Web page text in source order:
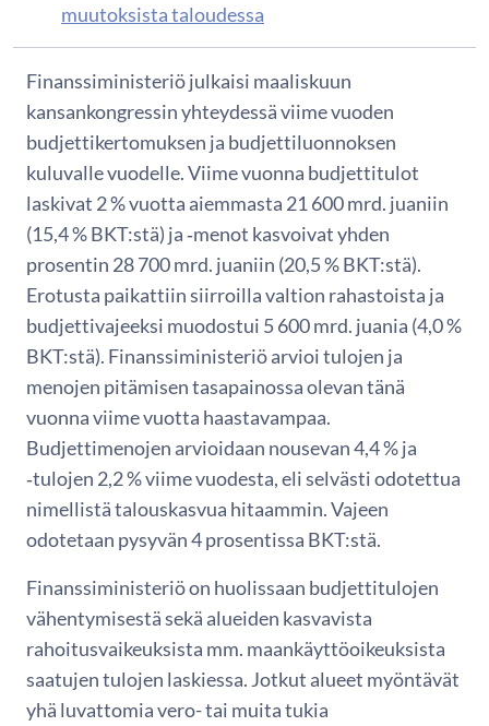
muutoksista taloudessa
Finanssiministeriö julkaisi maaliskuun
kansankongressin yhteydessä viime vuoden
budjettikertomuksen ja budjettiluonnoksen
kuluvalle vuodelle. Viime vuonna budjettitulot
laskivat 2 % vuotta aiemmasta 21 600 mrd. juaniin
(15,4 % BKT:stä) ja ­‑menot kasvoivat yhden
prosentin 28 700 mrd. juaniin (20,5 % BKT:stä).
Erotusta paikattiin siirroilla valtion rahastoista ja
budjettivajeeksi muodostui 5 600 mrd. juania (4,0 %
BKT:stä). Finanssiministeriö arvioi tulojen ja
menojen pitämisen tasapainossa olevan tänä
vuonna viime vuotta haastavampaa.
Budjettimenojen arvioidaan nousevan 4,4 % ja
‑tulojen 2,2 % viime vuodesta, eli selvästi odotettua
nimellistä talouskasvua hitaammin. Vajeen
odotetaan pysyvän 4 prosentissa BKT:stä.
Finanssiministeriö on huolissaan budjettitulojen
vähentymisestä sekä alueiden kasvavista
rahoitusvaikeuksista mm. maankäyttöoikeuksista
saatujen tulojen laskiessa. Jotkut alueet myöntävät
yhä luvattomia vero- tai muita tukia